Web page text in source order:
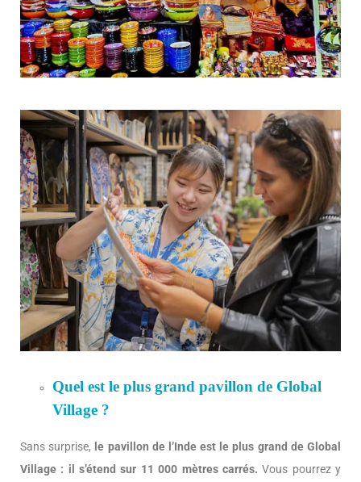
Quel est le plus grand pavillon de Global
Village ?
Sans surprise, le pavillon de l’Inde est le plus grand de Global
Village : il s’étend sur 11 000 mètres carrés. Vous pourrez y